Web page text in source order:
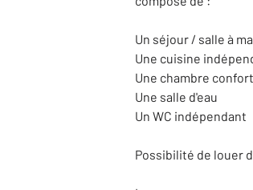
Un séjour / salle à
Une cuisine
Une chambre
Une salle d'eau
Un WC indépendant
Possibilité de louer